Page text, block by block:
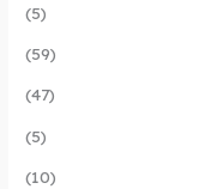
(5)
(59)
(47)
(5)
(10)